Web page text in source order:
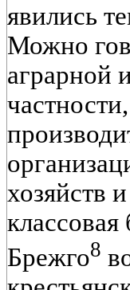
явились
Можно
аграрной
хозяйств
Брежго8